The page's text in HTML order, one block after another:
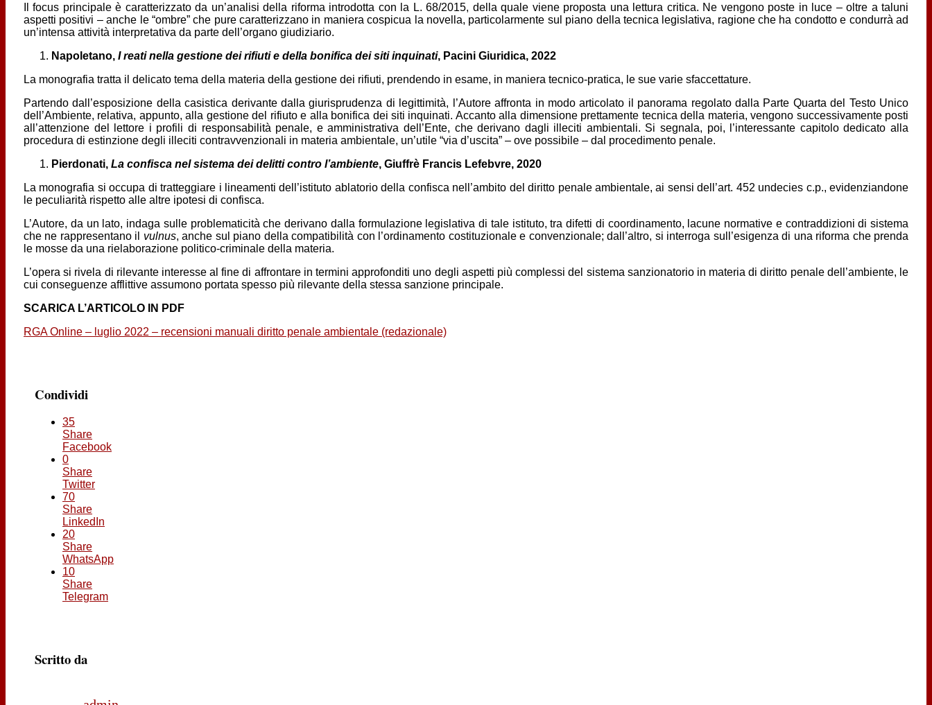
Il focus principale è caratterizzato da un’analisi della riforma introdotta con la L. 68/2015, della quale viene proposta una lettura critica. Ne vengono poste in luce – oltre a taluni
aspetti positivi – anche le “ombre” che pure caratterizzano in maniera cospicua la novella, particolarmente sul piano della tecnica legislativa, ragione che ha condotto e condurrà ad
un’intensa attività interpretativa da parte dell’organo giudiziario.
Napoletano, I reati nella gestione dei rifiuti e della bonifica dei siti inquinati, Pacini Giuridica, 2022
La monografia tratta il delicato tema della materia della gestione dei rifiuti, prendendo in esame, in maniera tecnico-pratica, le sue varie sfaccettature.
Partendo dall’esposizione della casistica derivante dalla giurisprudenza di legittimità, l’Autore affronta in modo articolato il panorama regolato dalla Parte Quarta del Testo Unico
dell’Ambiente, relativa, appunto, alla gestione del rifiuto e alla bonifica dei siti inquinati. Accanto alla dimensione prettamente tecnica della materia, vengono successivamente posti
all’attenzione del lettore i profili di responsabilità penale, e amministrativa dell’Ente, che derivano dagli illeciti ambientali. Si segnala, poi, l’interessante capitolo dedicato alla
procedura di estinzione degli illeciti contravvenzionali in materia ambientale, un’utile “via d’uscita” – ove possibile – dal procedimento penale.
Pierdonati, La confisca nel sistema dei delitti contro l’ambiente, Giuffrè Francis Lefebvre, 2020
La monografia si occupa di tratteggiare i lineamenti dell’istituto ablatorio della confisca nell’ambito del diritto penale ambientale, ai sensi dell’art. 452 undecies c.p., evidenziandone
le peculiarità rispetto alle altre ipotesi di confisca.
L’Autore, da un lato, indaga sulle problematicità che derivano dalla formulazione legislativa di tale istituto, tra difetti di coordinamento, lacune normative e contraddizioni di sistema
che ne rappresentano il vulnus, anche sul piano della compatibilità con l’ordinamento costituzionale e convenzionale; dall’altro, si interroga sull’esigenza di una riforma che prenda
le mosse da una rielaborazione politico-criminale della materia.
L’opera si rivela di rilevante interesse al fine di affrontare in termini approfonditi uno degli aspetti più complessi del sistema sanzionatorio in materia di diritto penale dell’ambiente, le
cui conseguenze afflittive assumono portata spesso più rilevante della stessa sanzione principale.
SCARICA L’ARTICOLO IN PDF
RGA Online – luglio 2022 – recensioni manuali diritto penale ambientale (redazionale)
Condividi
35
Share
Facebook
0
Share
Twitter
70
Share
LinkedIn
20
Share
WhatsApp
10
Share
Telegram
Scritto da